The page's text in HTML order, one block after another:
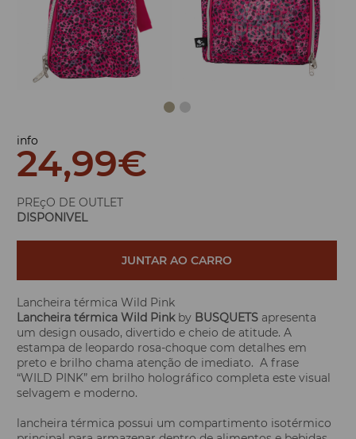
info
24,99€
PREçO DE OUTLET
DISPONIVEL
JUNTAR AO CARRO
Lancheira térmica Wild Pink
Lancheira térmica Wild Pinkby BUSQUETS apresenta
um design ousado, divertido e cheio de atitude. A
estampa de leopardo rosa-choque com detalhes em
preto e brilho chama atenção de imediato. A frase
“WILD PINK” em brilho holográfico completa este visual
selvagem e moderno.
lancheira térmica possui um compartimento isotérmico